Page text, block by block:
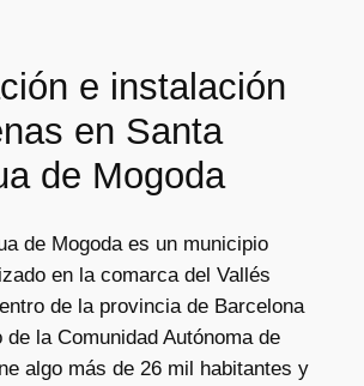
e instalación
en Santa
de Mogoda
de Mogoda es un municipio
en la comarca del Vallés
de la provincia de Barcelona
la Comunidad Autónoma de
algo más de 26 mil habitantes y